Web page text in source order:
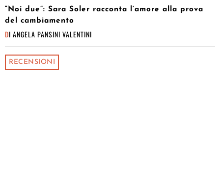
“Noi due”: Sara Soler racconta l’amore alla prova
del cambiamento
DI ANGELA PANSINI VALENTINI
RECENSIONI